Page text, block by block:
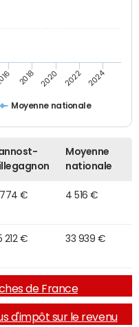
Moyenne nationale
2018 2020 2022 2024
Moyenne
nationale
€ 4 516 €
212 € 33 939 €
de France
d'impôt sur le revenu